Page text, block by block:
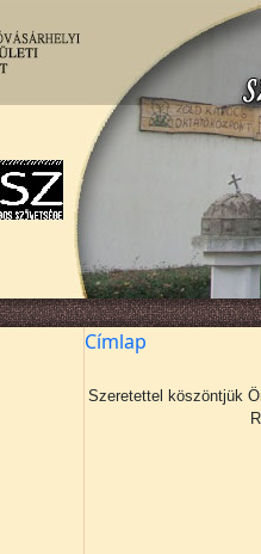
Címlap
Szeretettel köszöntjük